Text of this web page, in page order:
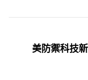
美防禦科技